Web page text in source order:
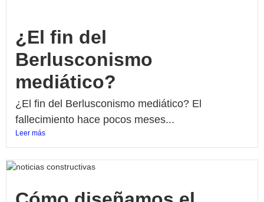
¿El fin del
Berlusconismo
mediático?
¿El fin del Berlusconismo mediático? El
fallecimiento hace pocos meses...
Leer más